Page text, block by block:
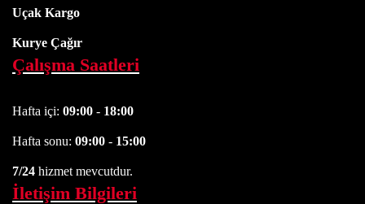
Uçak Kargo
Kurye Çağır
Çalışma Saatleri
Hafta içi: 09:00 - 18:00
Hafta sonu: 09:00 - 15:00
7/24 hizmet mevcutdur.
İletişim Bilgileri